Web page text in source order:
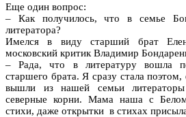
Еще один вопрос:
– Как получилось, что в семье
литератора?
Имелся в виду старший брат
московский критик Владимир
– Рада, что в литературу вошла
старшего брата. Я сразу стала
вышли из нашей семьи литераторы
северные корни. Мама наша с
стихи, даже открытки в стихах